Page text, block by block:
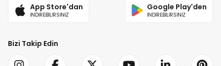
App Store'dan
İNDİREBİLİRSİNİZ
Google Play'den
İNDİREBİLİRSİNİZ
Bizi Takip Edin